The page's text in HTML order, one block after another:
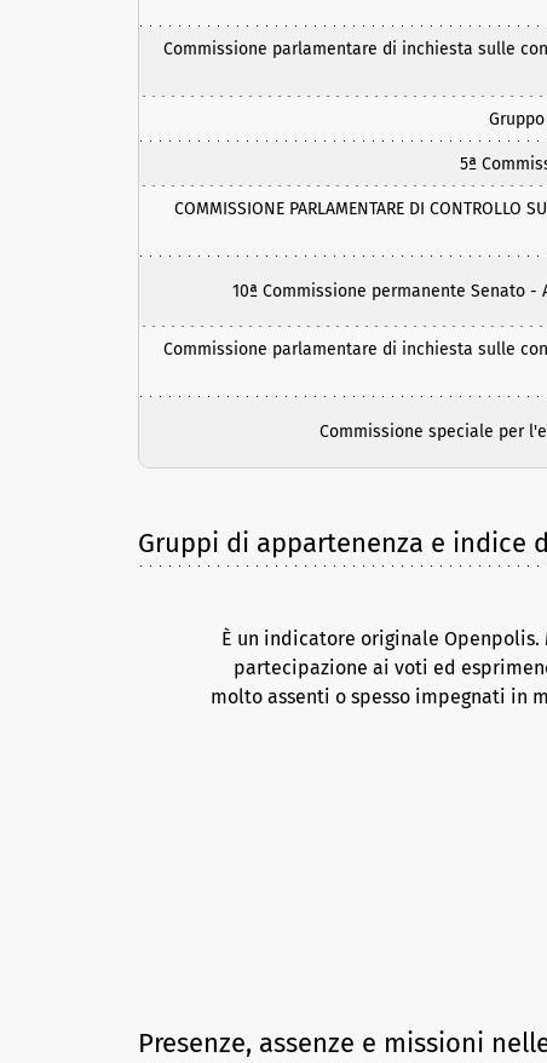
Commissione parlamentare di inchiesta sulle
5ª
COMMISSIONE PARLAMENTARE DI CONTROLLO
10ª Commissione permanente Senato
Commissione parlamentare di inchiesta sulle
Commissione speciale per
Gruppi di appartenenza e indice
È un indicatore originale
partecipazione ai voti ed
molto assenti o spesso impegnati in
Presenze, assenze e missioni